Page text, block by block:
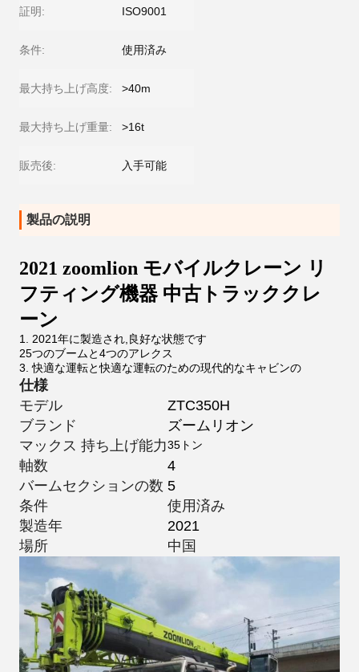
証明: ISO9001
条件: 使用済み
最大持ち上げ高度: >40m
最大持ち上げ重量: >16t
販売後: 入手可能
製品の説明
2021 zoomlion モバイルクレーン リ
フティング機器 中古トラッククレ
ーン
1. 2021年に製造され,良好な状態です
25つのブームと4つのアレクス
3. 快適な運転と快適な運転のための現代的なキャビンの
仕様
モデル
ZTC350H
ブランド
ズームリオン
マックス 持ち上げ能力35トン
軸数
4
バームセクションの数 5
条件
使用済み
製造年
2021
場所
中国